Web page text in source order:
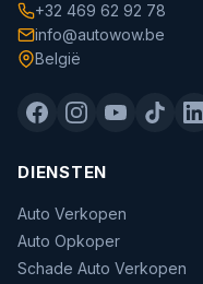
+32 469 62 92 78
info@autowow.be
België
DIENSTEN
Auto Verkopen
Auto Opkoper
Schade Auto Verkopen